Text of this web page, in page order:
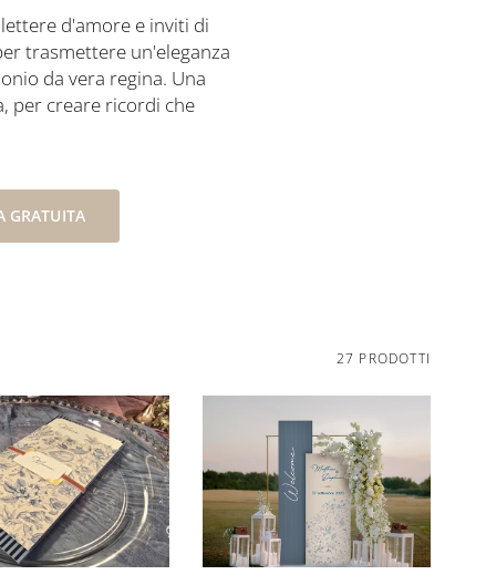
d'amore e inviti di
trasmettere un'eleganza
da vera regina. Una
per creare ricordi che
GRATUITA
27 PRODOTTI